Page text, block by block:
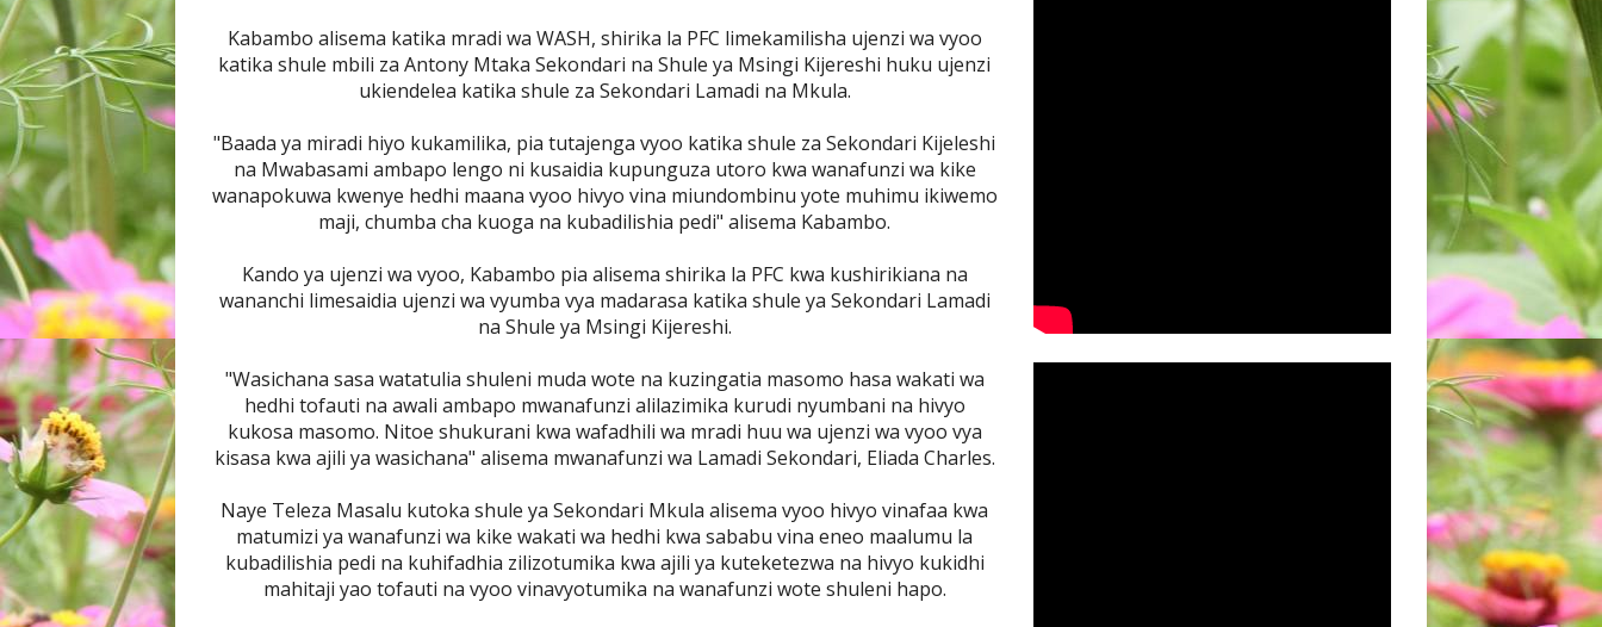
Kabambo alisema katika mradi wa WASH, shirika la PFC limekamilisha ujenzi wa vyoo
katika shule mbili za Antony Mtaka Sekondari na Shule ya Msingi Kijereshi huku ujenzi
ukiendelea katika shule za Sekondari Lamadi na Mkula.
"Baada ya miradi hiyo kukamilika, pia tutajenga vyoo katika shule za Sekondari Kijeleshi
na Mwabasami ambapo lengo ni kusaidia kupunguza utoro kwa wanafunzi wa kike
wanapokuwa kwenye hedhi maana vyoo hivyo vina miundombinu yote muhimu ikiwemo
maji, chumba cha kuoga na kubadilishia pedi" alisema Kabambo.
Kando ya ujenzi wa vyoo, Kabambo pia alisema shirika la PFC kwa kushirikiana na
wananchi limesaidia ujenzi wa vyumba vya madarasa katika shule ya Sekondari Lamadi
na Shule ya Msingi Kijereshi.
"Wasichana sasa watatulia shuleni muda wote na kuzingatia masomo hasa wakati wa
hedhi tofauti na awali ambapo mwanafunzi alilazimika kurudi nyumbani na hivyo
kukosa masomo. Nitoe shukurani kwa wafadhili wa mradi huu wa ujenzi wa vyoo vya
kisasa kwa ajili ya wasichana" alisema mwanafunzi wa Lamadi Sekondari, Eliada Charles.
Naye Teleza Masalu kutoka shule ya Sekondari Mkula alisema vyoo hivyo vinafaa kwa
matumizi ya wanafunzi wa kike wakati wa hedhi kwa sababu vina eneo maalumu la
kubadilishia pedi na kuhifadhia zilizotumika kwa ajili ya kuteketezwa na hivyo kukidhi
mahitaji yao tofauti na vyoo vinavyotumika na wanafunzi wote shuleni hapo.